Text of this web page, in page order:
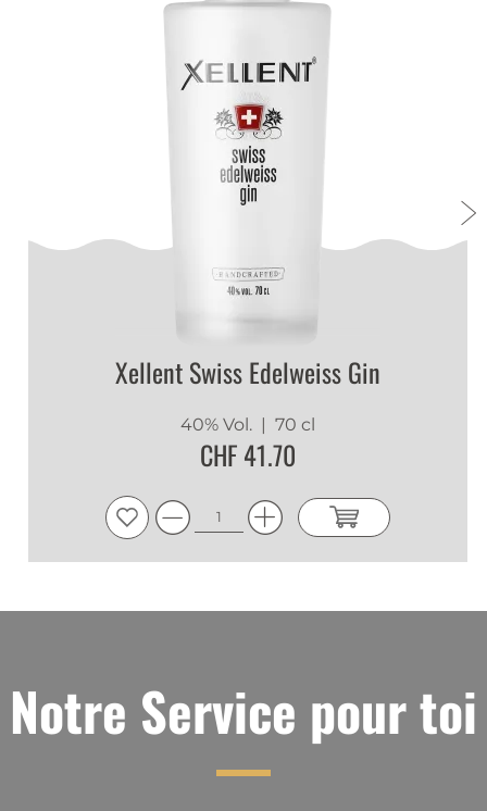
Xellent Swiss Edelweiss Gin
40% Vol. | 70 cl
CHF 41.70
Notre Service pour toi